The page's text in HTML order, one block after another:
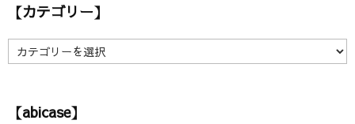
イ
】
【カテゴリー】
【
カ
リ【abicase】